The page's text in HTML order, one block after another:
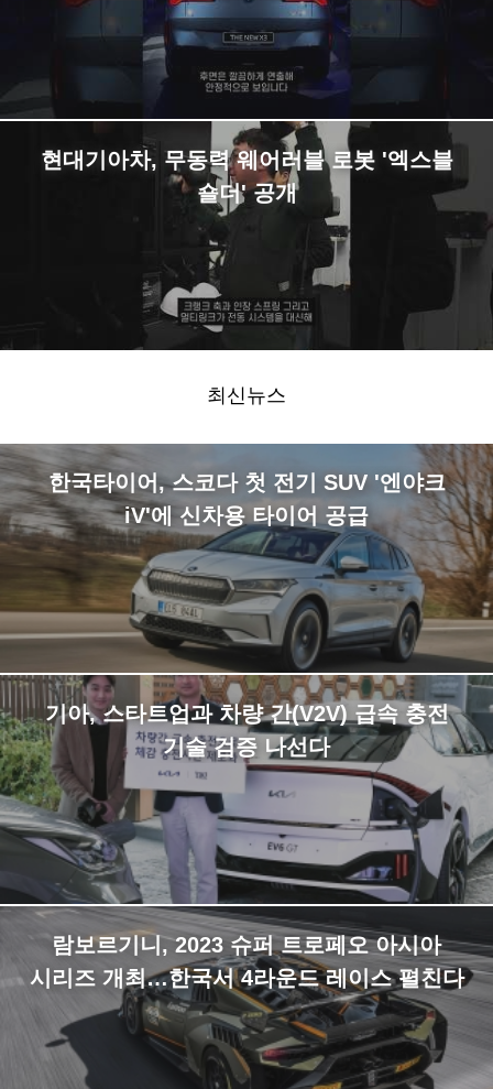
현대기아차, 무동력 웨어러블 로봇 '엑스블
숄더' 공개
최신뉴스
한국타이어, 스코다 첫 전기 SUV '엔야크
iV'에 신차용 타이어 공급
기아, 스타트업과 차량 간(V2V) 급속 충전
기술 검증 나선다
람보르기니, 2023 슈퍼 트로페오 아시아
시리즈 개최…한국서 4라운드 레이스 펼친다